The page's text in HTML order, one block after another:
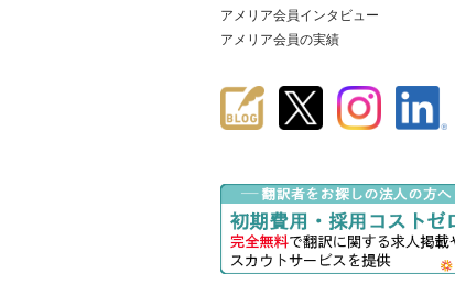
アメリア会員インタビュー
アメリア会員の実績